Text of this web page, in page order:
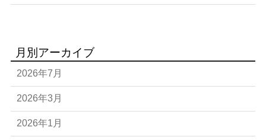
月別アーカイブ
2026年7月
2026年3月
2026年1月